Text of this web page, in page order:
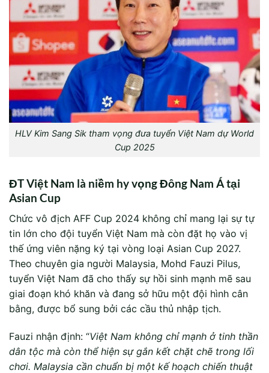
HLV Kim Sang Sik tham vọng đưa tuyển Việt Nam dự World
Cup 2025
ĐT Việt Nam là niềm hy vọng Đông Nam Á tại
Asian Cup
Chức vô địch AFF Cup 2024 không chỉ mang lại sự tự
tin lớn cho đội tuyển Việt Nam mà còn đặt họ vào vị
thế ứng viên nặng ký tại vòng loại Asian Cup 2027.
Theo chuyên gia người Malaysia, Mohd Fauzi Pilus,
tuyển Việt Nam đã cho thấy sự hồi sinh mạnh mẽ sau
giai đoạn khó khăn và đang sở hữu một đội hình cân
bằng, được bổ sung bởi các cầu thủ nhập tịch.
Fauzi nhận định: “Việt Nam không chỉ mạnh ở tinh thần
dân tộc mà còn thể hiện sự gắn kết chặt chẽ trong lối
chơi. Malaysia cần chuẩn bị một kế hoạch chiến thuật